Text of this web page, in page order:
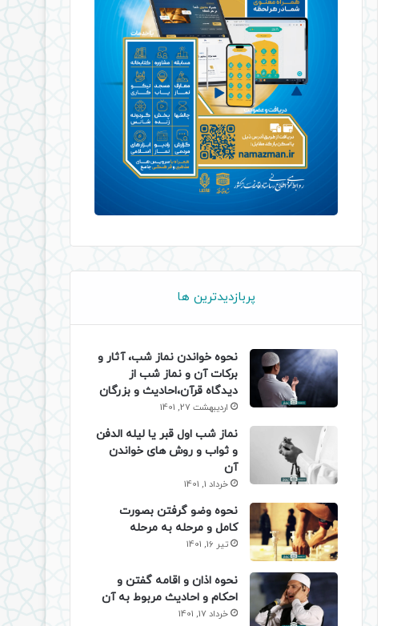
پربازدیدترین ها
نحوه خواندن نماز شب، آثار و
برکات آن و نماز شب از
دیدگاه قرآن،احادیث و بزرگان
اردیبهشت 27, 1401
نماز شب اول قبر یا لیله الدفن
و ثواب و روش های خواندن
آن
خرداد 1, 1401
نحوه وضو گرفتن بصورت
کامل و مرحله به مرحله
تیر 16, 1401
نحوه اذان و اقامه گفتن و
احکام و احادیث مربوط به آن
خرداد 17, 1401